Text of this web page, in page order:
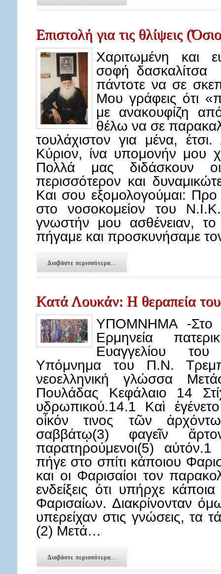
Επιστολή για τις θλίψεις
Χαριτωμένη και
σοφή
πάντοτε να σε
Μου γράφεις ότι
με ανακουφίζη
θέλω να σε
τουλάχιστον για μένα,
Κύριον, ίνα υπομονήν μου
Πολλά μας διδάσκουν
περισσότερον και
Και σου εξομολογούμαι:
στο νοσοκομείον του
γνωστήν μου ασθένειαν,
πήγαμε και προσκυνήσαμε
Διαβάστε περισσότερα...
Κατά Λουκάν: Η θεραπεία
ΥΠΟΜΝΗΜΑ -Στο
Ερμηνεία
Ευαγγελίου του
Υπόμνημα του Π.Ν.
νεοελληνική γλώσσα
Πουλάδας Κεφάλαιο 14
υδρωπικού.14.1 Καὶ
οἶκόν τινος τῶν
σαββάτῳ(3) φαγεῖν
παρατηρούμενοι(5)
πήγε στο σπίτι κάποιου
και οι Φαρισαίοι τον
ενδείξεις ότι υπήρχε
Φαρισαίων. Διακρίνονταν
υπερείχαν στις γνώσεις, τα
(2) Μετά…
Διαβάστε περισσότερα...